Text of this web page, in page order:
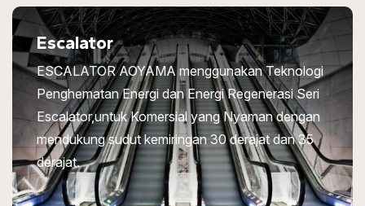
Escalator
ESCALATOR AOYAMA menggunakan Teknologi
Penghematan Energi dan Energi Regenerasi Seri
Escalator,untuk Komersial yang Nyaman dengan
mendukung sudut kemiringan 30 derajat dan 35
derajat.